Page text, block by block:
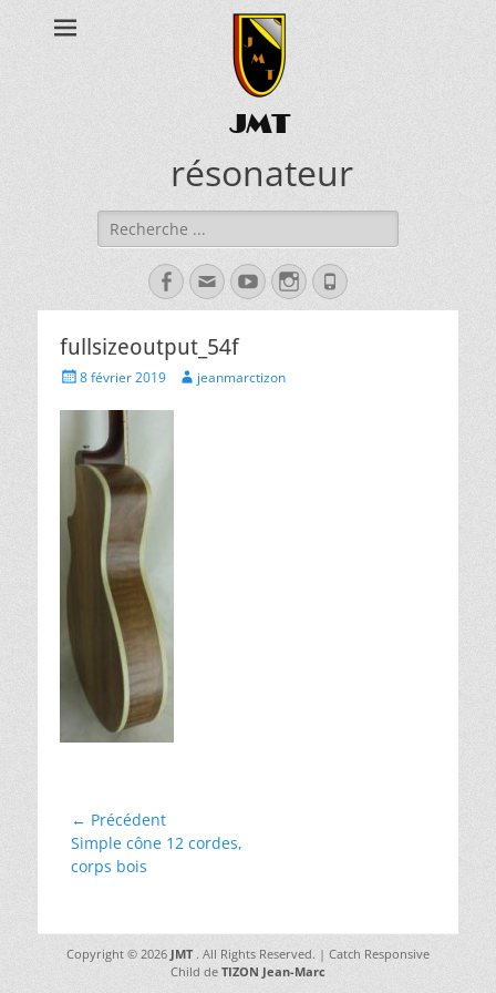
JMT
résonateur
Rechercher :
Facebook
Adresse
de
YouTubeInstagram
Tél
fullsizeoutput_54f
Posted8 février 2019 Authorjeanmarctizon
Navigation
de
l’article
← Précédent
Article
précédent :
Simple cône 12 cordes,
corps bois
Copyright © 2026 JMT . All Rights Reserved. | Catch Responsive
Child de TIZON Jean-Marc